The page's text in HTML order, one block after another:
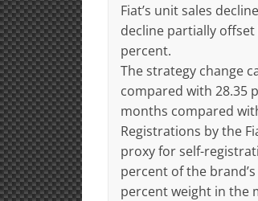
Fiat’s unit sales
decline partially offset
percent.
The strategy change
compared with 28.35
months compared
Registrations by the
proxy for self-
percent of the
percent weight in the